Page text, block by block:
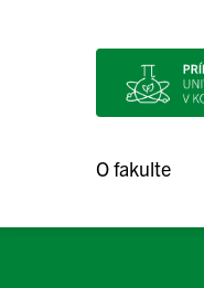
O fakulte